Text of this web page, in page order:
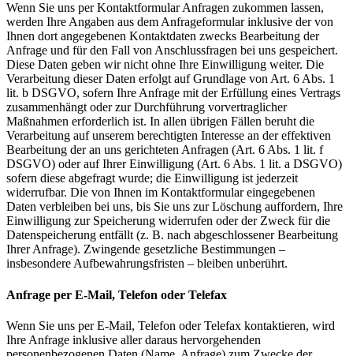
Wenn Sie uns per Kontaktformular Anfragen zukommen lassen,
werden Ihre Angaben aus dem Anfrageformular inklusive der von
Ihnen dort angegebenen Kontaktdaten zwecks Bearbeitung der
Anfrage und für den Fall von Anschlussfragen bei uns gespeichert.
Diese Daten geben wir nicht ohne Ihre Einwilligung weiter. Die
Verarbeitung dieser Daten erfolgt auf Grundlage von Art. 6 Abs. 1
lit. b DSGVO, sofern Ihre Anfrage mit der Erfüllung eines Vertrags
zusammenhängt oder zur Durchführung vorvertraglicher
Maßnahmen erforderlich ist. In allen übrigen Fällen beruht die
Verarbeitung auf unserem berechtigten Interesse an der effektiven
Bearbeitung der an uns gerichteten Anfragen (Art. 6 Abs. 1 lit. f
DSGVO) oder auf Ihrer Einwilligung (Art. 6 Abs. 1 lit. a DSGVO)
sofern diese abgefragt wurde; die Einwilligung ist jederzeit
widerrufbar. Die von Ihnen im Kontaktformular eingegebenen
Daten verbleiben bei uns, bis Sie uns zur Löschung auffordern, Ihre
Einwilligung zur Speicherung widerrufen oder der Zweck für die
Datenspeicherung entfällt (z. B. nach abgeschlossener Bearbeitung
Ihrer Anfrage). Zwingende gesetzliche Bestimmungen –
insbesondere Aufbewahrungsfristen – bleiben unberührt.
Anfrage per E-Mail, Telefon oder Telefax
Wenn Sie uns per E-Mail, Telefon oder Telefax kontaktieren, wird
Ihre Anfrage inklusive aller daraus hervorgehenden